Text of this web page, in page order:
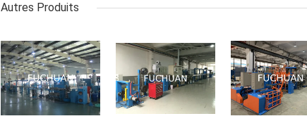
Autres Produits